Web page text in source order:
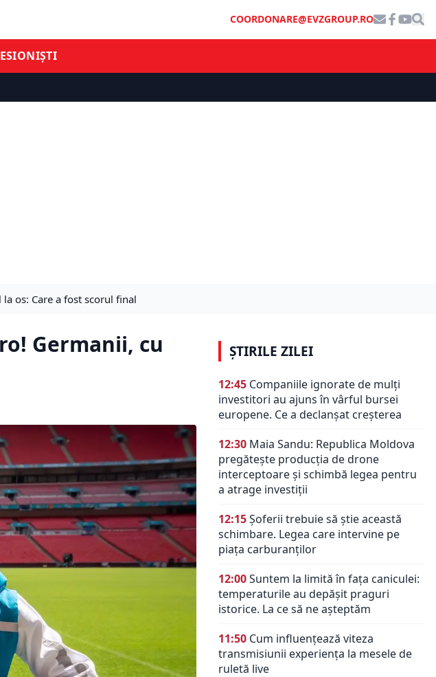
COORDONARE@EVZGROUP.RO
os: Care a fost scorul final
Germanii, cu
ȘTIRILE ZILEI
12:45 Companiile ignorate de mulți
investitori au ajuns în vârful bursei
europene. Ce a declanșat creșterea
12:30 Maia Sandu: Republica Moldova
pregătește producția de drone
interceptoare și schimbă legea pentru
a atrage investiții
12:15Șoferii trebuie să știe această
schimbare. Legea care intervine pe
piața carburanților
12:00Suntem la limită în fața caniculei:
temperaturile au depășit praguri
istorice. La ce să ne așteptăm
11:50 Cum influențează viteza
transmisiunii experiența la mesele de
ruletă live